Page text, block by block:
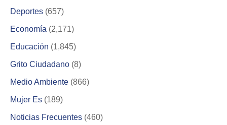
Deportes (657)
Economía (2,171)
Educación (1,845)
Grito Ciudadano (8)
Medio Ambiente (866)
Mujer Es (189)
Noticias Frecuentes (460)